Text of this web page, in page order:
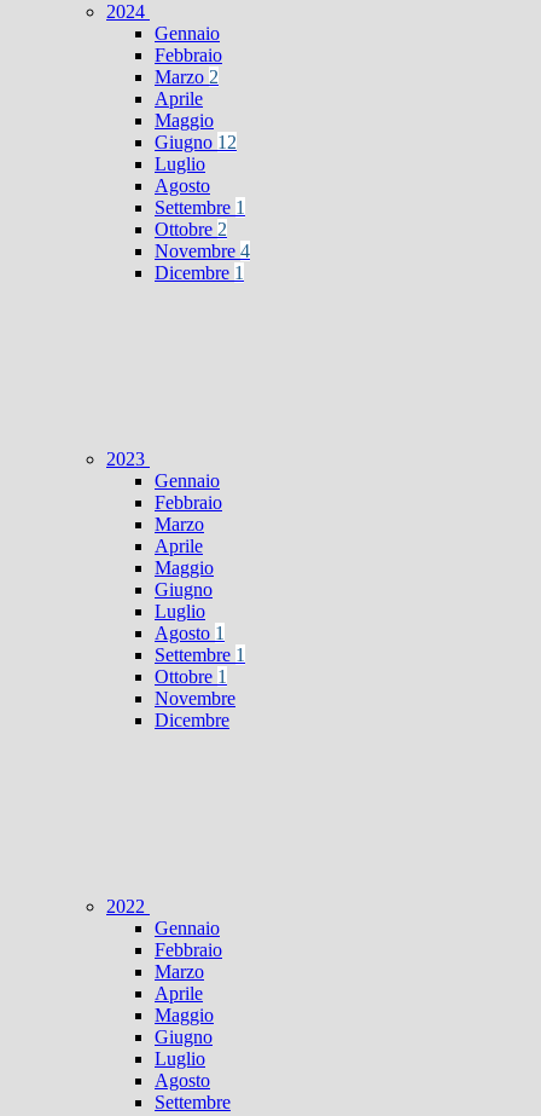
2024
Gennaio
Febbraio
Marzo 2
Aprile
Maggio
Giugno 12
Luglio
Agosto
Settembre 1
Ottobre 2
Novembre 4
Dicembre 1
2023
Gennaio
Febbraio
Marzo
Aprile
Maggio
Giugno
Luglio
Agosto 1
Settembre 1
Ottobre 1
Novembre
Dicembre
2022
Gennaio
Febbraio
Marzo
Aprile
Maggio
Giugno
Luglio
Agosto
Settembre